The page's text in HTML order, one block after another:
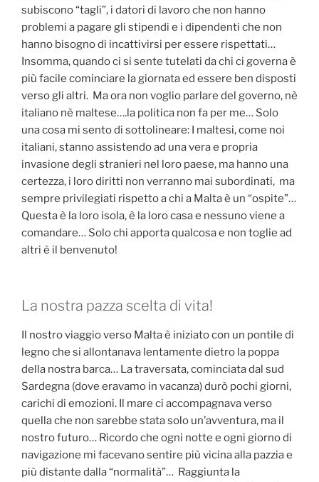
subiscono “tagli”, i datori di lavoro che non hanno
problemi a pagare gli stipendi e i dipendenti che non
hanno bisogno di incattivirsi per essere rispettati…
Insomma, quando ci si sente tutelati da chi ci governa è
più facile cominciare la giornata ed essere ben disposti
verso gli altri. Ma ora non voglio parlare del governo, nè
italiano nè maltese….la politica non fa per me… Solo
una cosa mi sento di sottolineare: I maltesi, come noi
italiani, stanno assistendo ad una vera e propria
invasione degli stranieri nel loro paese, ma hanno una
certezza, i loro diritti non verranno mai subordinati, ma
sempre privilegiati rispetto a chi a Malta è un “ospite”…
Questa è la loro isola, è la loro casa e nessuno viene a
comandare… Solo chi apporta qualcosa e non toglie ad
altri è il benvenuto!
La nostra pazza scelta di vita!
Il nostro viaggio verso Malta è iniziato con un pontile di
legno che si allontanava lentamente dietro la poppa
della nostra barca… La traversata, cominciata dal sud
Sardegna (dove eravamo in vacanza) durò pochi giorni,
carichi di emozioni. Il mare ci accompagnava verso
quella che non sarebbe stata solo un’avventura, ma il
nostro futuro… Ricordo che ogni notte e ogni giorno di
navigazione mi facevano sentire più vicina alla pazzia e
più distante dalla “normalità”… Raggiunta la